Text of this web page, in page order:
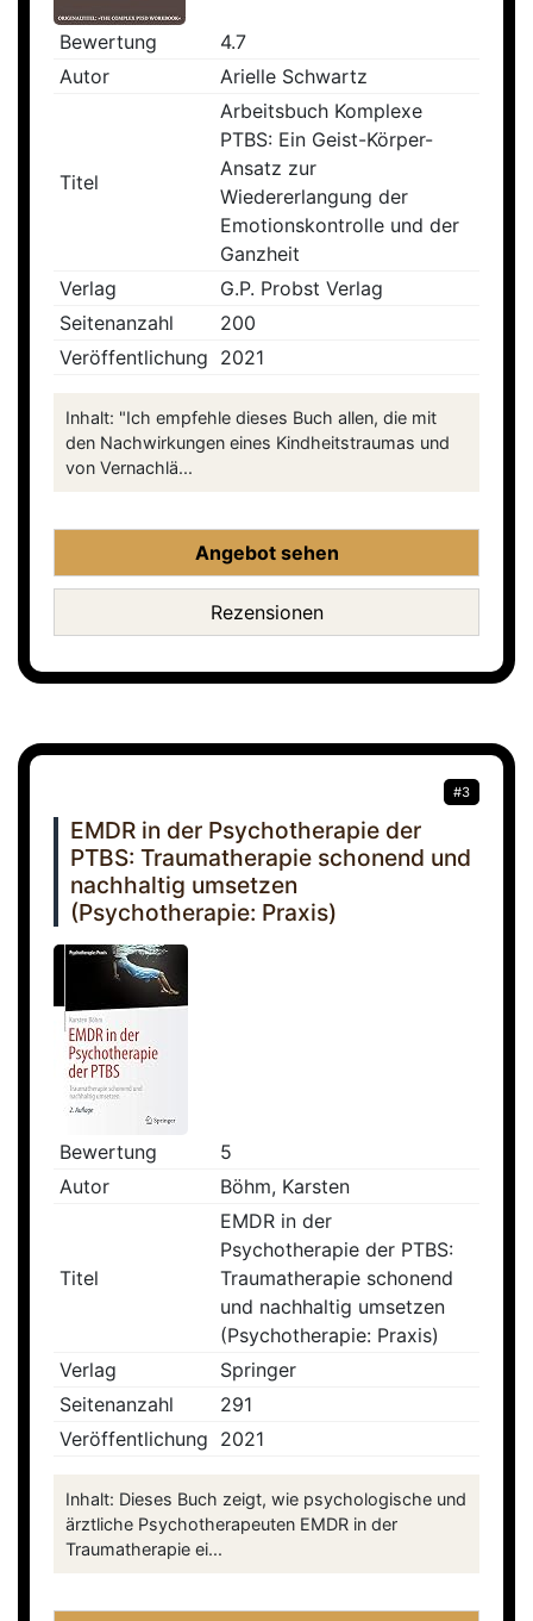
Bewertung
4.7
Autor
Arielle Schwartz
Titel
Arbeitsbuch Komplexe
PTBS: Ein Geist-Körper-
Ansatz zur
Wiedererlangung der
Emotionskontrolle und der
Ganzheit
Verlag
G.P. Probst Verlag
Seitenanzahl
200
Veröffentlichung 2021
Inhalt: "Ich empfehle dieses Buch allen, die mit
den Nachwirkungen eines Kindheitstraumas und
von Vernachlä...
Angebot sehen
Rezensionen
#3
EMDR in der Psychotherapie der
PTBS: Traumatherapie schonend und
nachhaltig umsetzen
(Psychotherapie: Praxis)
Bewertung
5
Autor
Böhm, Karsten
Titel
EMDR in der
Psychotherapie der PTBS:
Traumatherapie schonend
und nachhaltig umsetzen
(Psychotherapie: Praxis)
Verlag
Springer
Seitenanzahl
291
Veröffentlichung 2021
Inhalt: Dieses Buch zeigt, wie psychologische und
ärztliche Psychotherapeuten EMDR in der
Traumatherapie ei...